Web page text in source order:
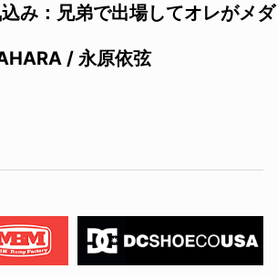
み：兄弟で出場してオレがメダ
/ 永原依弦